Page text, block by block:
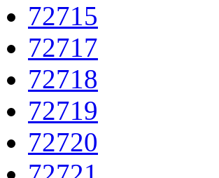
72715
72717
72718
72719
72720